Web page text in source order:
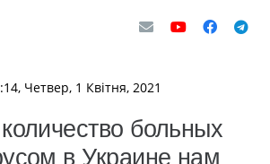
Четвер, 1 Квітня, 2021
больных
в Украине нам